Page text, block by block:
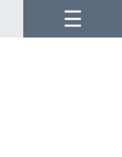
Menu